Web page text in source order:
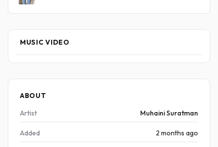
MUSIC VIDEO
ABOUT
Artist
Muhaini Suratman
Added 2 months ago